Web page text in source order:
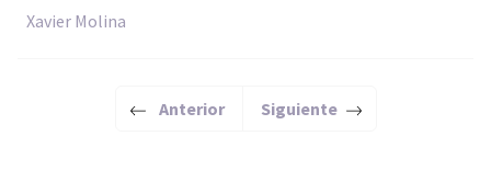
Xavier Molina
Anterior Siguiente